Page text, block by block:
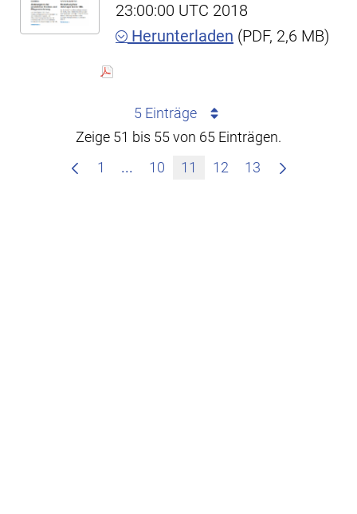
23:00:00 UTC 2018
Herunterladen (PDF, 2,6 MB)
5 Einträge
Zeige 51 bis 55 von 65 Einträgen.
1
... Zwischenseiten Navigieren mit
10 11 12 13